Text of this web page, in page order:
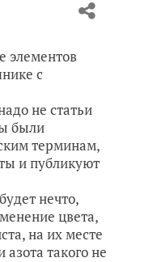
элементов
с
не статьи
были
терминам,
и публикуют
нечто,
цвета,
на их месте
такого не